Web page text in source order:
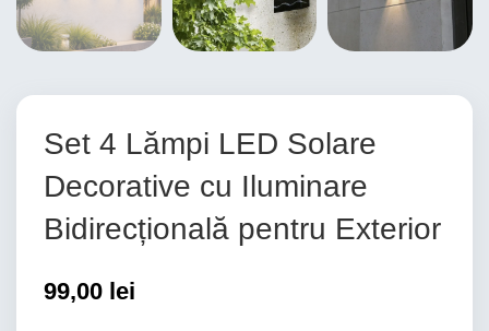
Set 4 Lămpi LED Solare
Decorative cu Iluminare
Bidirecțională pentru Exterior
99,00 lei